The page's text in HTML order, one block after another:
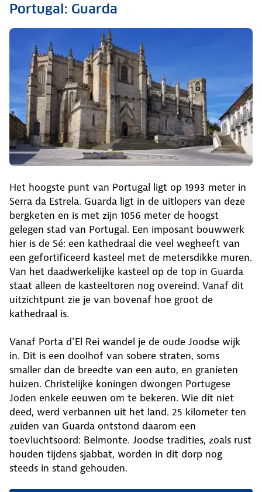
Portugal: Guarda
Het hoogste punt van Portugal ligt op 1993 meter in
Serra da Estrela. Guarda ligt in de uitlopers van deze
bergketen en is met zijn 1056 meter de hoogst
gelegen stad van Portugal. Een imposant bouwwerk
hier is de Sé: een kathedraal die veel wegheeft van
een gefortificeerd kasteel met de metersdikke muren.
Van het daadwerkelijke kasteel op de top in Guarda
staat alleen de kasteeltoren nog overeind. Vanaf dit
uitzichtpunt zie je van bovenaf hoe groot de
kathedraal is.
Vanaf Porta d’El Rei wandel je de oude Joodse wijk
in. Dit is een doolhof van sobere straten, soms
smaller dan de breedte van een auto, en granieten
huizen. Christelijke koningen dwongen Portugese
Joden enkele eeuwen om te bekeren. Wie dit niet
deed, werd verbannen uit het land. 25 kilometer ten
zuiden van Guarda ontstond daarom een
toevluchtsoord: Belmonte. Joodse tradities, zoals rust
houden tijdens sjabbat, worden in dit dorp nog
steeds in stand gehouden.